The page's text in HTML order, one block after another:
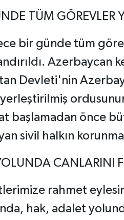
TÜM GÖREVLER
bir günde tüm
Azerbaycan
Devleti'nin
başlamadan önce
sivil halkın
CANLARINI
rahmet
hak, adalet